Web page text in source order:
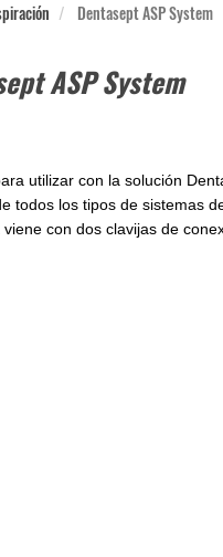
Dentasept ASP System
ASP System
utilizar con la solución
todos los tipos de sistemas
con dos clavijas de